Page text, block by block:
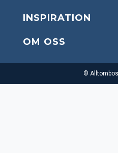
INSPIRATION
OM OSS
©